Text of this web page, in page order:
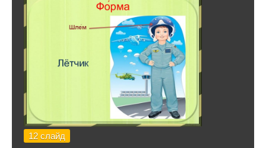
12 слайд